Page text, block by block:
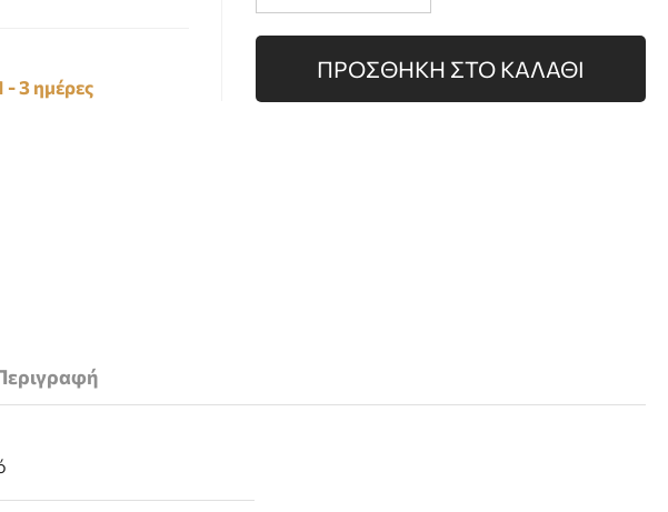
3 ημέρες
ΠΡΟΣΘΗΚΗ ΣΤΟ ΚΑΛΑΘΙ